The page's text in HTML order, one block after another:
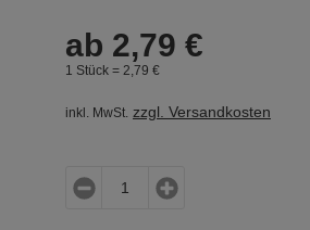
ab 2,79 €
1 Stück = 2, 79 €
inkl. MwSt. zzgl. Versandkosten